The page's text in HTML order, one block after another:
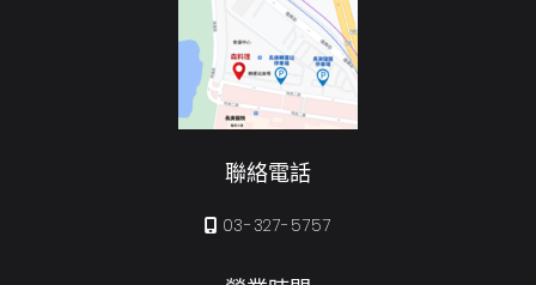
聯絡電話
03-327-5757